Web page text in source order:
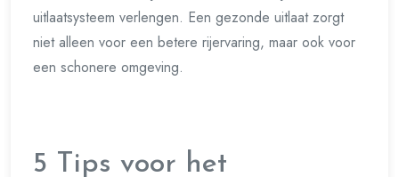
uitlaatsysteem verlengen. Een gezonde uitlaat zorgt
niet alleen voor een betere rijervaring, maar ook voor
een schonere omgeving.
5 Tips voor het